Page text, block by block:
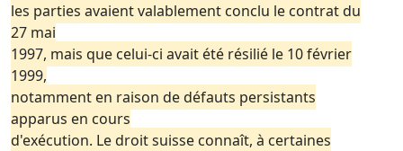
les parties avaient valablement conclu le contrat du
27 mai
1997, mais que celui-ci avait été résilié le 10 février
1999,
notamment en raison de défauts persistants
apparus en cours
d'exécution. Le droit suisse connaît, à certaines